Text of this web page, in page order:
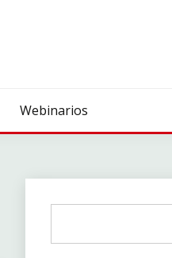
Webinarios